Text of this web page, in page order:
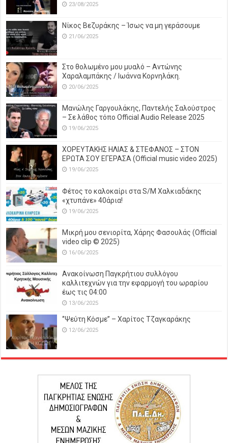
23/08/2025
Νίκος Βεζυράκης – Ίσως να μη γεράσουμε
21/06/2025
Στο θολωμένο μου μυαλό – Αντώνης
Χαραλαμπάκης / Ιωάννα Κορνηλάκη.
20/06/2025
Μανώλης Γαργουλάκης, Παντελής Σαλούστρος
– Σε λάθος τόπο Official Audio Release 2025
19/06/2025
ΧΟΡΕΥΤΑΚΗΣ ΗΛΙΑΣ & ΣΤΕΦΑΝΟΣ – ΣΤΟΝ
ΕΡΩΤΑ ΣΟΥ ΕΓΕΡΑΣΑ (Official music video 2025)
19/06/2025
Φέτος το καλοκαίρι στα S/M Χαλκιαδάκης
«χτυπάνε» 40άρια!
19/06/2025
Μικρή μου σενιορίτα, Χάρης Φασουλάς (Official
video clip © 2025)
16/06/2025
Ανακοίνωση Παγκρήτιου συλλόγου
καλλιτεχνών για την εφαρμογή του ωραρίου
έως τις 04:00
13/06/2025
‘’Ψεύτη Κόσμε’’ – Χαρίτος Τζαγκαράκης
12/06/2025